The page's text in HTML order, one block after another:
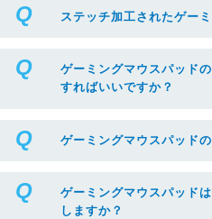
ステッチ加工されたゲー
ゲーミングマウスパッド
すればいいですか？
ゲーミングマウスパッド
ゲーミングマウスパッド
しますか？